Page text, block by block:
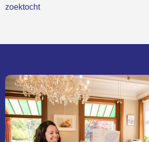
zoektocht